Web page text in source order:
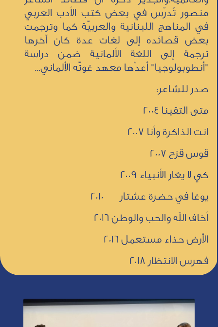
منصور تُدرّس في بعض كتب الأدب العربي
في المناهج اللبنانية والعربيّة كما وترجمت
بعض قصائده إلى لغات عدة كان آخرها
ترجمة إلى اللغة الألمانية ضمن دراسة
"أنطوبولوجيا" أعدّها معهد غوتّه الألماني...
صدر للشاعر:
متى التقينا 2004
انت الذاكرة وأنا 2007
قوس قزح 2007
كي لا يغار الأنبياء 2009
يوغا في حضرة عشتار 2010
أخاف الله والحب والوطن 2016
الأرض حذاء مستعمل 2016
فهرس الانتظار 2018